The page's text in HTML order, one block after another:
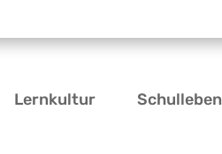
Lernkultur Schulleben